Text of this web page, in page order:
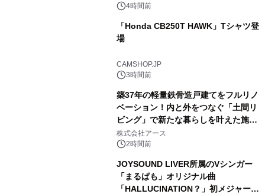
スの2施設で
4時間前
「Honda CB250T HAWK」Tシャツ登
場
CAMSHOP.JP
3時間前
築37年の軽量鉄骨造戸建てをフルリノ
ベーション！内と外をつなぐ「土間リ
ビング」で新たな暮らしを叶えた施工
事例を株式会社アースが公開
株式会社アース
2時間前
JOYSOUND LIVER所属のVシンガー
「まるぱも」オリジナル曲
「HALLUCINATION？」初メジャー配